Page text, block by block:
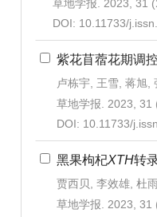
草地学报. 2023, 31 (
DOI: 10.11733/
紫花苜蓿花期调
卢栋宇, 王雪, 蒋旭,
草地学报. 2023, 31
DOI: 10.11733/
黑果枸杞XTH转
贾西贝, 李效雄, 杜
草地学报. 2023, 31